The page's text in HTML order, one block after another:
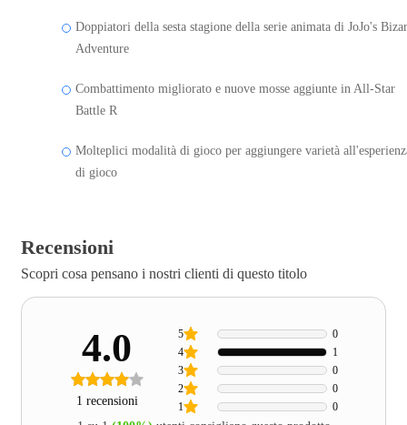
Doppiatori della sesta stagione della serie animata di JoJo's
Adventure
Combattimento migliorato e nuove mosse aggiunte in All-Star
Battle R
Molteplici modalità di gioco per aggiungere varietà
di gioco
Recensioni
Scopri cosa pensano i nostri clienti di questo titolo
4.0
1 recensioni 1 0
2 0
3 0
4 1
5 0